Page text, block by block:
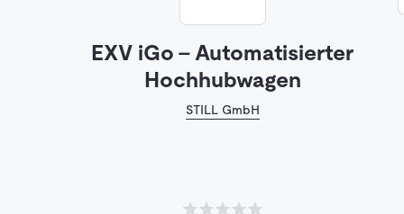
EXV iGo - Automatisierter
Hochhubwagen
STILL GmbH